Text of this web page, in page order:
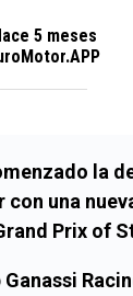
5 meses
la
con una
Prix of
Ganassi